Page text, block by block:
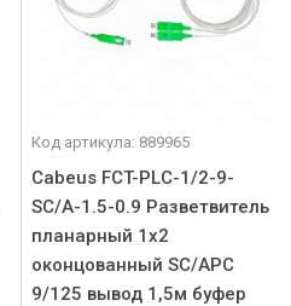
Код артикула: 889965
Cabeus FCT-PLC-1/2-9-
SC/A-1.5-0.9 Разветвитель
планарный 1х2
оконцованный SC/APC
9/125 вывод 1,5м буфер